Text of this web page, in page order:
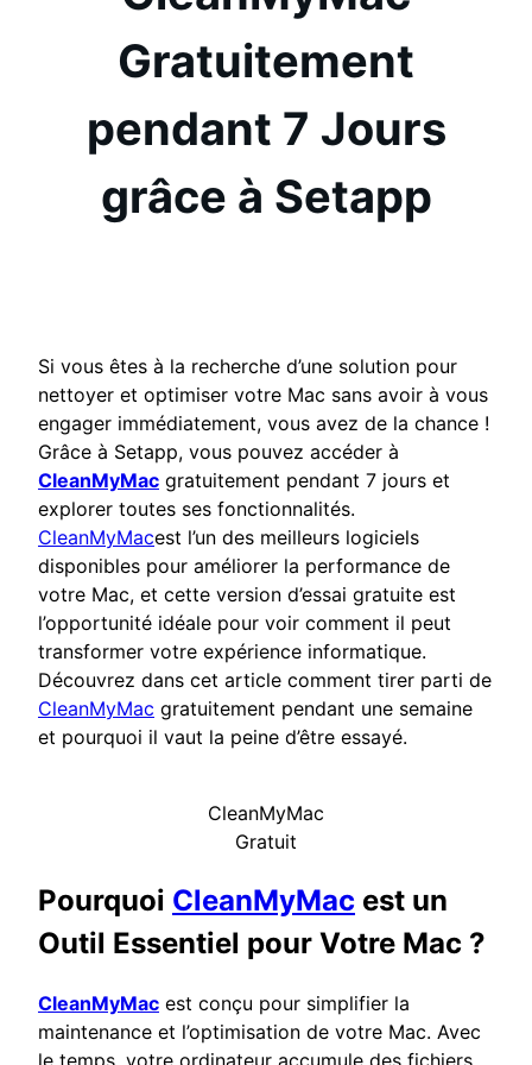
Gratuitement
pendant 7 Jours
grâce à Setapp
Si vous êtes à la recherche d’une solution pour
nettoyer et optimiser votre Mac sans avoir à vous
engager immédiatement, vous avez de la chance !
Grâce à Setapp, vous pouvez accéder à
CleanMyMac gratuitement pendant 7 jours et
explorer toutes ses fonctionnalités.
CleanMyMacest l’un des meilleurs logiciels
disponibles pour améliorer la performance de
votre Mac, et cette version d’essai gratuite est
l’opportunité idéale pour voir comment il peut
transformer votre expérience informatique.
Découvrez dans cet article comment tirer parti de
CleanMyMac gratuitement pendant une semaine
et pourquoi il vaut la peine d’être essayé.
CleanMyMac
Gratuit
Pourquoi CleanMyMac est un
Outil Essentiel pour Votre Mac ?
CleanMyMac est conçu pour simplifier la
maintenance et l’optimisation de votre Mac. Avec
le temps, votre ordinateur accumule des fichiers